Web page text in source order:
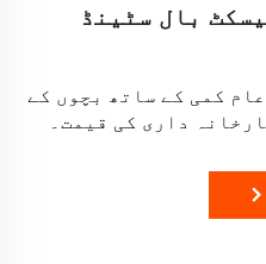
بال سٹینڈ
کمی کے ساتھ بچوں کے
داری کی قیمت۔